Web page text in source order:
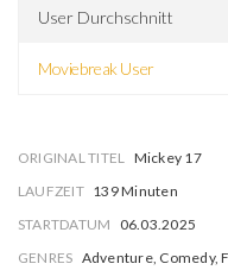
User Durchschnitt
Moviebreak User
ORIGINAL TITEL Mickey 17
LAUFZEIT 139 Minuten
STARTDATUM
06.03.2025
GENRES Adventure, Comedy,